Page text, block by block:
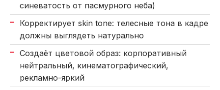
синеватость от пасмурного неба)
Корректирует skin tone: телесные тона в кадре
должны выглядеть натурально
Создаёт цветовой образ: корпоративный
нейтральный, кинематографический,
рекламно-яркий